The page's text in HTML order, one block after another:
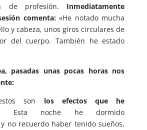
de profesión. Inmediatamente
comenta:«He notado mucha
y cabeza, unos giros circulares de
del cuerpo. También he estado
pasadas unas pocas horas nos
son los efectos que he
Esta noche he dormido
no recuerdo haber tenido sueños,